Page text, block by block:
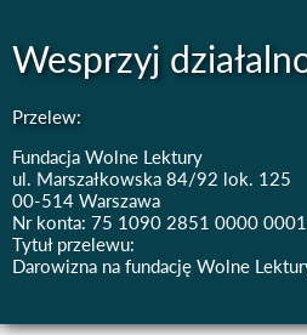
Wesprzyj
Przelew:
Fundacja Wolne Lektury
ul. Marszałkowska 84/92 lok. 125
00-514 Warszawa
Nr konta: 75 1090 2851 0000
Tytuł przelewu:
Darowizna na fundację Wolne